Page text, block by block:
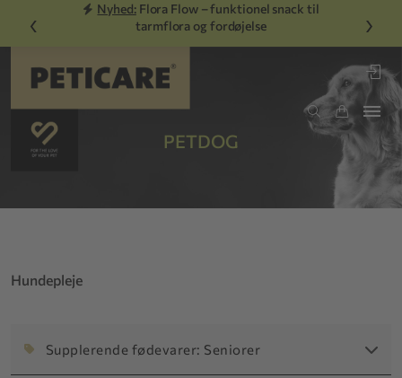
‹
Nyhed:Flora Flow – funktionel snack til
tarmflora og fordøjelse
›
PETDOG
Hundepleje
Supplerende fødevarer: Seniorer